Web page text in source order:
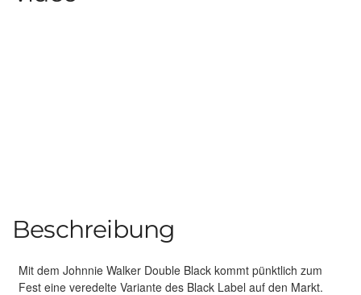
Beschreibung
Mit dem Johnnie Walker Double Black kommt pünktlich zum
Fest eine veredelte Variante des Black Label auf den Markt.